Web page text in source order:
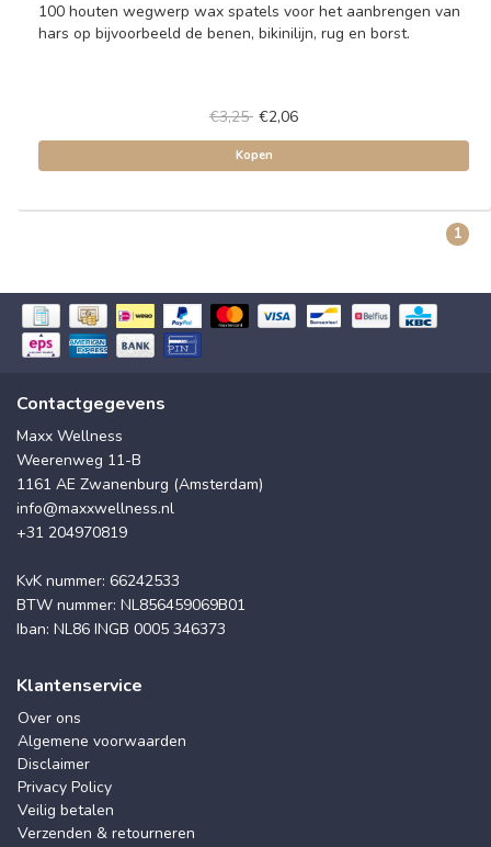
100 houten wegwerp wax spatels voor het aanbrengen van
hars op bijvoorbeeld de benen, bikinilijn, rug en borst.
€3,25 €2,06
Kopen
1
Contactgegevens
Maxx Wellness
Weerenweg 11-B
1161 AE Zwanenburg (Amsterdam)
info@maxxwellness.nl
+31 204970819
KvK nummer: 66242533
BTW nummer: NL856459069B01
Iban: NL86 INGB 0005 346373
Klantenservice
Over ons
Algemene voorwaarden
Disclaimer
Privacy Policy
Veilig betalen
Verzenden & retourneren